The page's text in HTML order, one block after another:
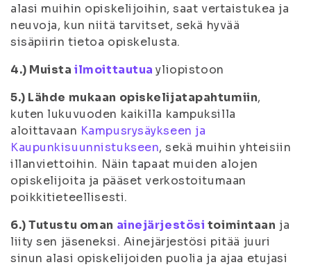
alasi muihin opiskelijoihin, saat vertaistukea ja
neuvoja, kun niitä tarvitset, sekä hyvää
sisäpiirin tietoa opiskelusta.
4.) Muistailmoittautua yliopistoon
5.) Lähde mukaan opiskelijatapahtumiin,
kuten lukuvuoden kaikilla kampuksilla
aloittavaan Kampusrysäykseen ja
Kaupunkisuunnistukseen, sekä muihin yhteisiin
illanviettoihin. Näin tapaat muiden alojen
opiskelijoita ja pääset verkostoitumaan
poikkitieteellisesti.
6.) Tutustu oman ainejärjestösi toimintaan ja
liity sen jäseneksi. Ainejärjestösi pitää juuri
sinun alasi opiskelijoiden puolia ja ajaa etujasi